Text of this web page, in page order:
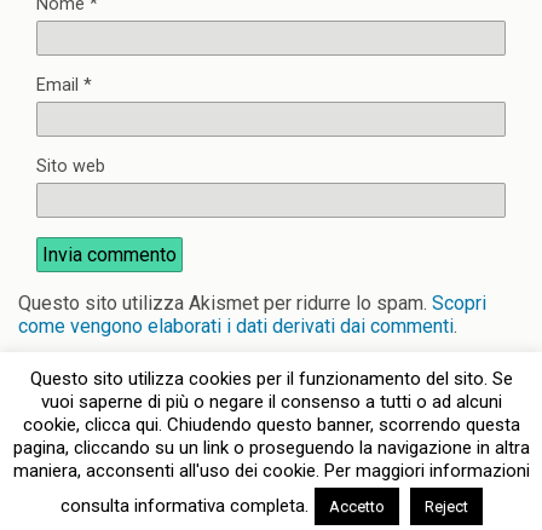
Email *
Sito web
Questo sito utilizza Akismet per ridurre lo spam. Scopri
come vengono elaborati i dati derivati dai commenti.
Torna su
Dispositivo Portatile Pc Desktop
Questo sito utilizza cookies per il funzionamento del sito. Se
vuoi saperne di più o negare il consenso a tutti o ad alcuni
cookie, clicca qui. Chiudendo questo banner, scorrendo questa
pagina, cliccando su un link o proseguendo la navigazione in altra
maniera, acconsenti all'uso dei cookie. Per maggiori informazioni
consulta informativa completa.
Accetto Reject